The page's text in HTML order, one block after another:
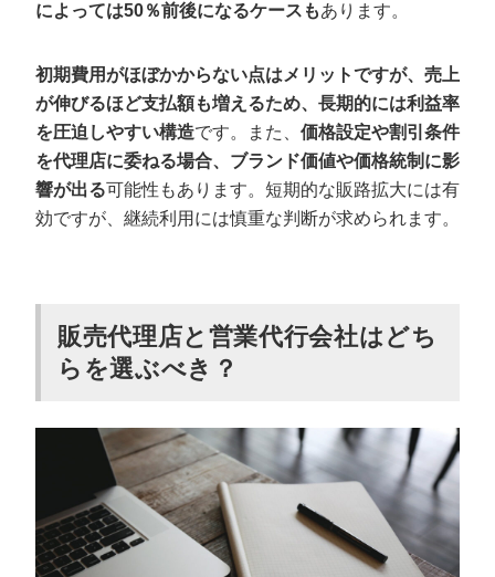
によっては50％前後になるケースもあります。
初期費用がほぼかからない点はメリットですが、売上
が伸びるほど支払額も増えるため、長期的には利益率
を圧迫しやすい構造です。また、 価格設定や割引条件
を代理店に委ねる場合、ブランド価値や価格統制に影
響が出る可能性もあります。短期的な販路拡大には有
効ですが、継続利用には慎重な判断が求められます。
販売代理店と営業代行会社はどち
らを選ぶべき？